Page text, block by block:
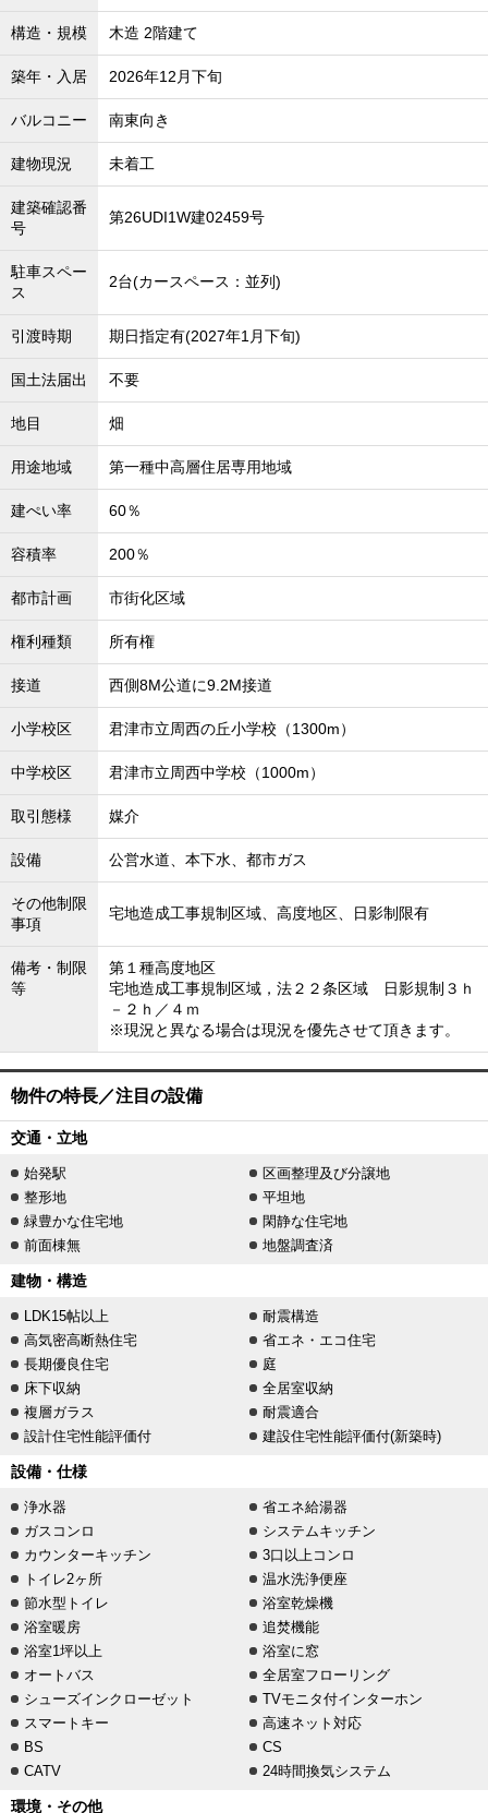
構造・規模 木造 2階建て
築年・入居 2026年12月下旬
バルコニー 南東向き
建物現況 未着工
建築確認番
号
第26UDI1W建02459号
駐車スペー
ス
2台(カースペース：並列)
引渡時期 期日指定有(2027年1月下旬)
国土法届出 不要
地目 畑
用途地域 第一種中高層住居専用地域
建ぺい率 60％
容積率 200％
都市計画 市街化区域
権利種類 所有権
接道 西側8M公道に9.2M接道
小学校区 君津市立周西の丘小学校（1300m）
中学校区 君津市立周西中学校（1000m）
取引態様 媒介
設備 公営水道、本下水、都市ガス
その他制限
事項
宅地造成工事規制区域、高度地区、日影制限有
備考・制限
等
第１種高度地区
宅地造成工事規制区域，法２２条区域 日影規制３ｈ
－２ｈ／４ｍ
※現況と異なる場合は現況を優先させて頂きます。
物件の特長／注目の設備
交通・立地
始発駅
区画整理及び分譲地
整形地
平坦地
緑豊かな住宅地
閑静な住宅地
前面棟無
地盤調査済
建物・構造
LDK15帖以上
耐震構造
高気密高断熱住宅
省エネ・エコ住宅
長期優良住宅
庭
床下収納
全居室収納
複層ガラス
耐震適合
設計住宅性能評価付
建設住宅性能評価付(新築時)
設備・仕様
浄水器
省エネ給湯器
ガスコンロ
システムキッチン
カウンターキッチン
3口以上コンロ
トイレ2ヶ所
温水洗浄便座
節水型トイレ
浴室乾燥機
浴室暖房
追焚機能
浴室1坪以上
浴室に窓
オートバス
全居室フローリング
シューズインクローゼット
TVモニタ付インターホン
スマートキー
高速ネット対応
BS
CS
CATV
24時間換気システム
環境・その他